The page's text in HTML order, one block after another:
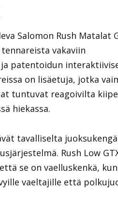
Salomon Rush Matalat
vakaviin
patentoidun
on lisäetuja, jotka
tuntuvat reagoivilta
hiekassa.
tavalliselta
Rush Low
se on vaelluskenkä,
vaeltajille että